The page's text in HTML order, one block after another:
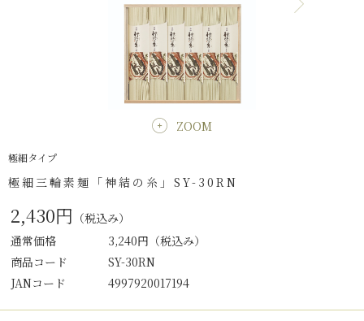
ZOOM
極細タイプ
極細三輪素麺「神結の糸」SY-30RN
2,430円 （税込み）
通常価格
3,240円 （税込み）
商品コード
SY-30RN
JANコード
4997920017194